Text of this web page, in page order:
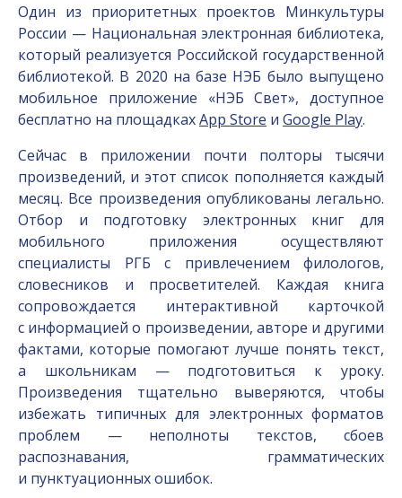
Один из приоритетных проектов Минкультуры
России — Национальная электронная библиотека,
который реализуется Российской государственной
библиотекой. В 2020 на базе НЭБ было выпущено
мобильное приложение «НЭБ Свет», доступное
бесплатно на площадкахApp Store и Google Play.
Сейчас в приложении почти полторы тысячи
произведений, и этот список пополняется каждый
месяц. Все произведения опубликованы легально.
Отбор и подготовку электронных книг для
мобильного приложения осуществляют
специалисты РГБ с привлечением филологов,
словесников и просветителей. Каждая книга
сопровождается интерактивной карточкой
с информацией о произведении, авторе и другими
фактами, которые помогают лучше понять текст,
а школьникам — подготовиться к уроку.
Произведения тщательно выверяются, чтобы
избежать типичных для электронных форматов
проблем — неполноты текстов, сбоев
распознавания, грамматических
и пунктуационных ошибок.